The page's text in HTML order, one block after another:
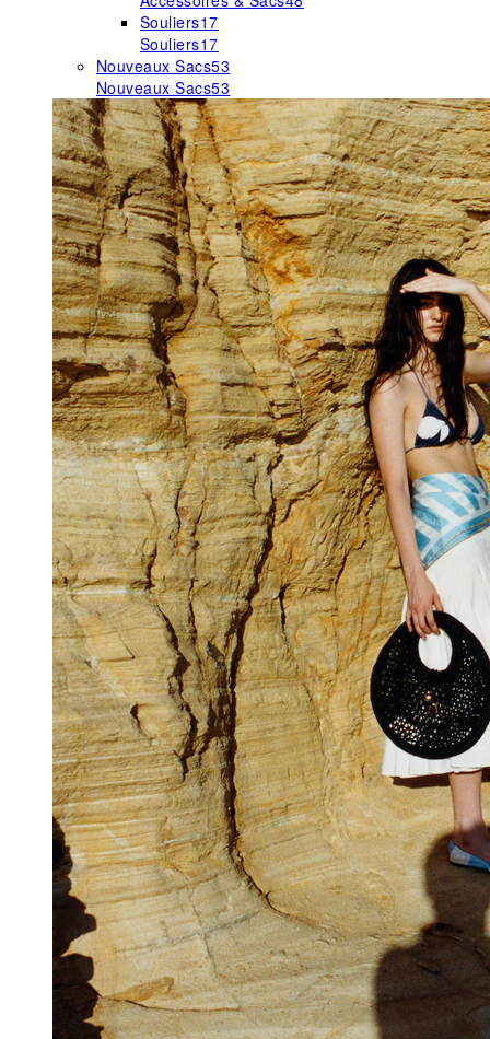
Souliers17
Souliers17
Nouveaux Sacs53
Nouveaux Sacs53